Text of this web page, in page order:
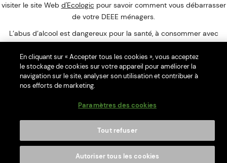
visiter le site Web d'Ecologic pour savoir comment vous débarrasser
de votre DEEE ménagers.
L’abus d’alcool est dangereux pour la santé, à consommer avec
modération.
Merci de ne pas partager le contenu de ce site avec des mineurs. La
consommation d’alcool est vivement déconseillée aux femmes
enceintes. La vente d'alcool à des mineurs de moins de 18 ans est
révolus. PerfectDraft Europe SAS, Lille, France
En cliquant sur « Accepter tous les cookies », vous acceptez
le stockage de cookies sur votre appareil pour améliorer la
navigation sur le site, analyser son utilisation et contribuer à
nos efforts de marketing.
Paramètres des cookies
Tout refuser
Autoriser tous les cookies